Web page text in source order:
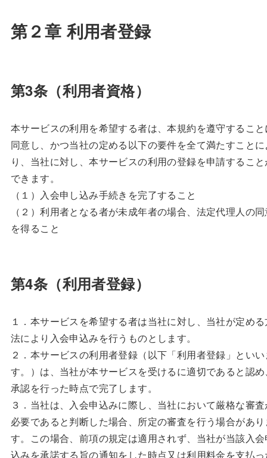
第２章 利用者登録
第3条（利用者資格）
本サービスの利用を希望する者は、本規約を遵守するこ
同意し、かつ当社の定める以下の要件を全て満たすこと
り、当社に対し、本サービスの利用の登録を申請するこ
できます。
（１）入会申し込み手続きを完了すること
（２）利用者となる者が未成年者の場合、法定代理人の
を得ること
第4条（利用者登録）
１．本サービスを希望する者は当社に対し、当社が定め
法により入会申込みを行うものとします。
２．本サービスの利用者登録（以下「利用者登録」とい
す。）は、当社が本サービスを受けるに適切であると認
承認を行った時点で完了します。
３．当社は、入会申込みに際し、当社において厳格な審
必要であると判断した場合、所定の審査を行う場合があ
す。この場合、前項の規定は適用されず、当社が当該入
込みを承諾する旨の通知をした時点又は利用料金を支払